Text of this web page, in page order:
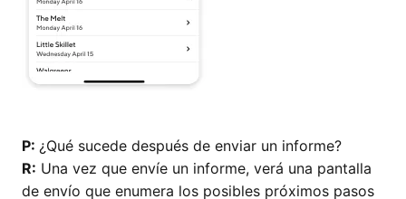
P: ¿Qué sucede después de enviar un informe?
R: Una vez que envíe un informe, verá una pantalla
de envío que enumera los posibles próximos pasos